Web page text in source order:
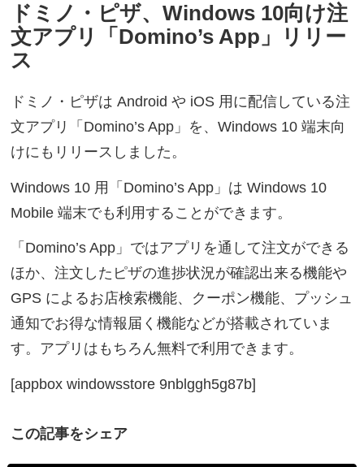
ドミノ・ピザ、Windows 10向け注
文アプリ「Domino’s App」リリー
ス
ドミノ・ピザは Android や iOS 用に配信している注
文アプリ「Domino’s App」を、Windows 10 端末向
けにもリリースしました。
Windows 10 用「Domino’s App」は Windows 10
Mobile 端末でも利用することができます。
「Domino’s App」ではアプリを通して注文ができる
ほか、注文したピザの進捗状況が確認出来る機能や
GPS によるお店検索機能、クーポン機能、プッシュ
通知でお得な情報届く機能などが搭載されていま
す。アプリはもちろん無料で利用できます。
[appbox windowsstore 9nblggh5g87b]
この記事をシェア